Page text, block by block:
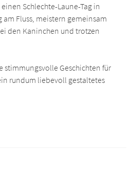
Schlechte-Laune-Tag in
Fluss, meistern gemeinsam
den Kaninchen und trotzen
stimmungsvolle Geschichten für
rundum liebevoll gestaltetes